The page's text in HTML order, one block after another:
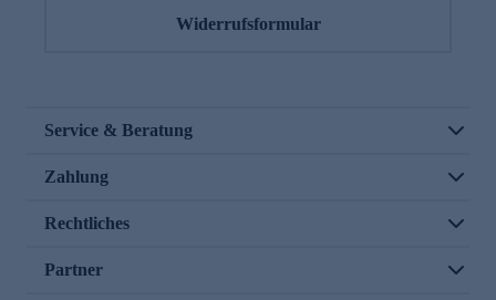
Widerrufsformular
Service & Beratung
Zahlung
Rechtliches
Partner